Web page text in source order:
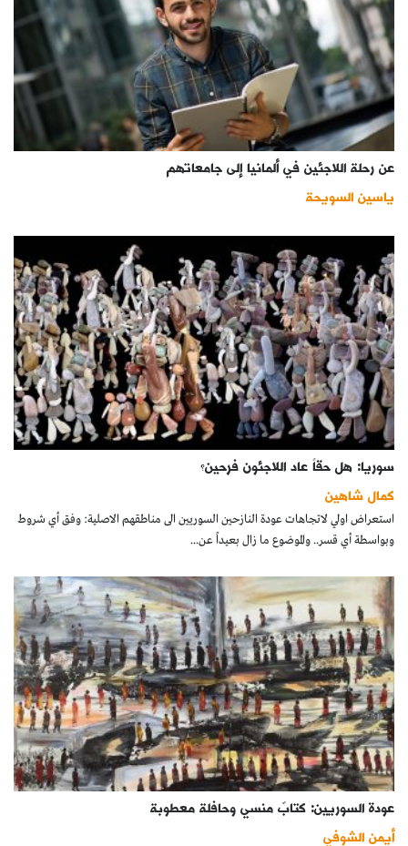
عن رحلة اللاجئين في ألمانيا إلى جامعاتهم
ياسين السويحة
سوريا: هل حقاً عاد اللاجئون فرحين؟
كمال شاهين
استعراض اولي لاتجاهات عودة النازحين السوريين الى مناطقهم الاصلية: وفق أي شروط
وبواسطة أي قسر.. والموضوع ما زال بعيداً عن...
عودة السوريين: كتابٌ منسي وحافلة معطوبة
أيمن الشوفي